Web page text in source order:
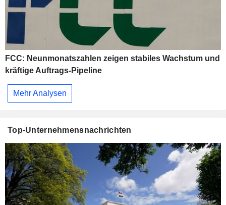
FCC: Neunmonatszahlen zeigen stabiles Wachstum und
kräftige Auftrags-Pipeline
Mehr Analysen
Top-Unternehmensnachrichten